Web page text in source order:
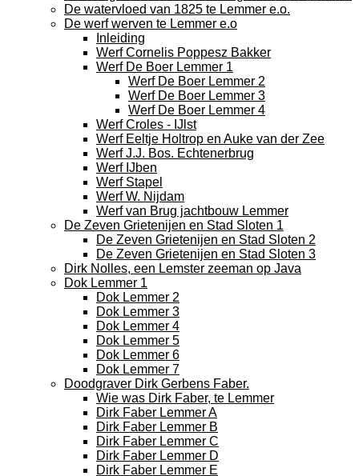
De watervloed van 1825 te Lemmer e.o.
De werf werven te Lemmer e.o
Inleiding
Werf Cornelis Poppesz Bakker
Werf De Boer Lemmer 1
Werf De Boer Lemmer 2
Werf De Boer Lemmer 3
Werf De Boer Lemmer 4
Werf Croles - IJlst
Werf Eeltje Holtrop en Auke van der Zee
Werf J.J. Bos. Echtenerbrug
Werf IJben
Werf Stapel
Werf W. Nijdam
Werf van Brug jachtbouw Lemmer
De Zeven Grietenijen en Stad Sloten 1
De Zeven Grietenijen en Stad Sloten 2
De Zeven Grietenijen en Stad Sloten 3
Dirk Nolles, een Lemster zeeman op Java
Dok Lemmer 1
Dok Lemmer 2
Dok Lemmer 3
Dok Lemmer 4
Dok Lemmer 5
Dok Lemmer 6
Dok Lemmer 7
Doodgraver Dirk Gerbens Faber.
Wie was Dirk Faber, te Lemmer
Dirk Faber Lemmer A
Dirk Faber Lemmer B
Dirk Faber Lemmer C
Dirk Faber Lemmer D
Dirk Faber Lemmer E